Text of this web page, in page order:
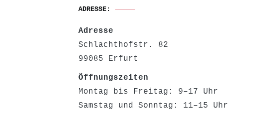
ADRESSE:
Adresse
Schlachthofstr. 82
99085 Erfurt
Öffnungszeiten
Montag bis Freitag: 9–17 Uhr
Samstag und Sonntag: 11–15 Uhr